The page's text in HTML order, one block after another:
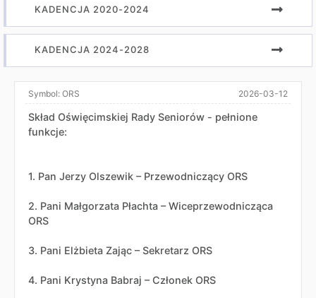
KADENCJA 2020-2024
KADENCJA 2024-2028
Symbol: ORS 2026-03-12
Skład Oświęcimskiej Rady Seniorów - pełnione
funkcje:
1. Pan Jerzy Olszewik – Przewodniczący ORS
2. Pani Małgorzata Płachta – Wiceprzewodnicząca
ORS
3. Pani Elżbieta Zając – Sekretarz ORS
4. Pani Krystyna Babraj – Członek ORS